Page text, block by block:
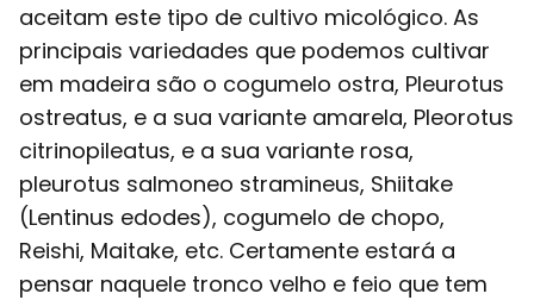
aceitam este tipo de cultivo micológico. As
principais variedades que podemos cultivar
em madeira são o cogumelo ostra, Pleurotus
ostreatus, e a sua variante amarela, Pleorotus
citrinopileatus, e a sua variante rosa,
pleurotus salmoneo stramineus, Shiitake
(Lentinus edodes), cogumelo de chopo,
Reishi, Maitake, etc. Certamente estará a
pensar naquele tronco velho e feio que tem